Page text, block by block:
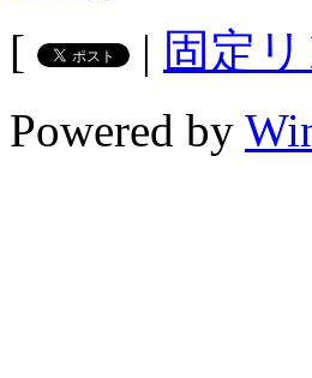
[
| 固定
Powered by